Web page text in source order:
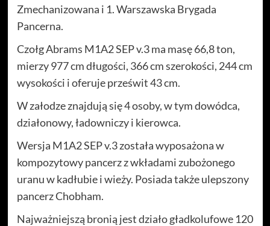
Zmechanizowana i 1. Warszawska Brygada
Pancerna.
Czołg Abrams M1A2 SEP v.3 ma masę 66,8 ton,
mierzy 977 cm długości, 366 cm szerokości, 244 cm
wysokości i oferuje prześwit 43 cm.
W załodze znajdują się 4 osoby, w tym dowódca,
działonowy, ładowniczy i kierowca.
Wersja M1A2 SEP v.3 została wyposażona w
kompozytowy pancerz z wkładami zubożonego
uranu w kadłubie i wieży. Posiada także ulepszony
pancerz Chobham.
Najważniejszą bronią jest działo gładkolufowe 120